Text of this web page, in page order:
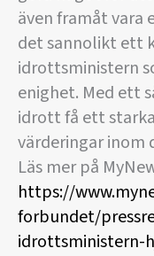
även framåt vara
det sannolikt ett
idrottsministern
enighet. Med ett
idrott få ett
värderingar inom
Läs mer på
https://
forbundet/
idrottsministern-